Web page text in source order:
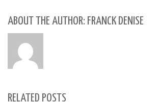
ABOUT THE AUTHOR: FRANCK DENISE
RELATED POSTS